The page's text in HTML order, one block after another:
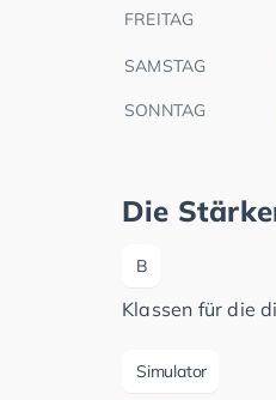
FREITAG
SAMSTAG
SONNTAG
Die
B
Klassen für die
Simulator